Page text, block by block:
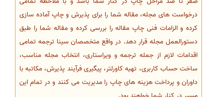
درخواست های مجله، مقاله شما را برای پذیرش و چاپ آماده سازی
کرده و الزامات فنی چاپ مقاله را بررسی کرده و مقاله شما را طبق
دستورالعمل مجله قرار دهد. در واقع متخصصان سینا ترجمه تمامی
اقدامات لازم از جمله ترجمه و ویراستاری، انتخاب مجله مناسب،
ساخت حساب کاربری، تهیه کاورلتر، پیگیری فرآیند پذیرش، مکاتبه با
داوران و پرداخت هزینه های چاپ را مدیریت می کنند و در تمام این